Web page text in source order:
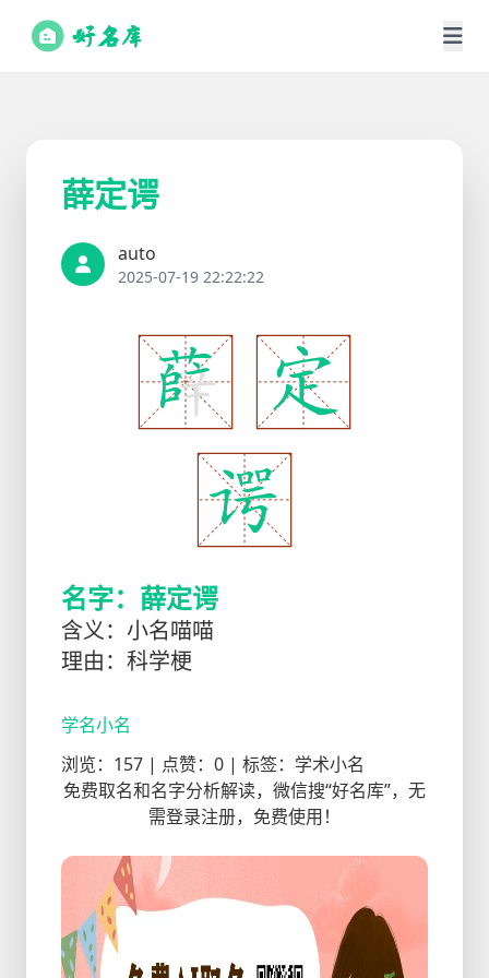
薛定谔
auto
2025-07-19 22:22:22
名字：薛定谔
含义：小名喵喵
理由：科学梗
学名小名
浏览：157 | 点赞：0 | 标签：学术小名
免费取名和名字分析解读，微信搜“好名库”，无
需登录注册，免费使用！